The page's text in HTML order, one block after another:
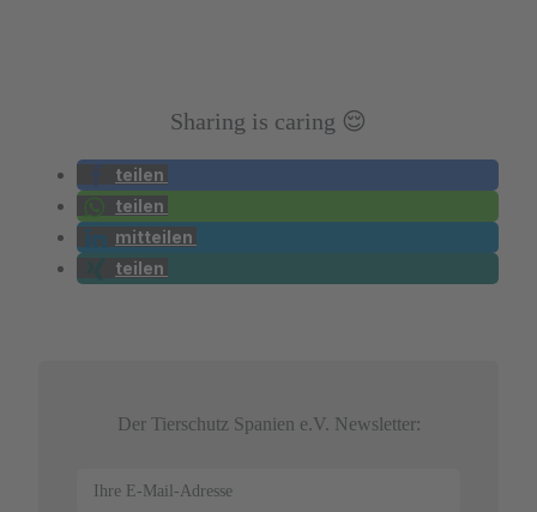
Sharing is caring 😌
teilen
teilen
mitteilen
teilen
Der Tierschutz Spanien e.V. Newsletter: